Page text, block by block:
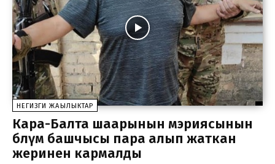
НЕГИЗГИ ЖАҢЫЛЫКТАР
Кара-Балта шаарынын мэриясынын
бөлүм башчысы пара алып жаткан
жеринен кармалды